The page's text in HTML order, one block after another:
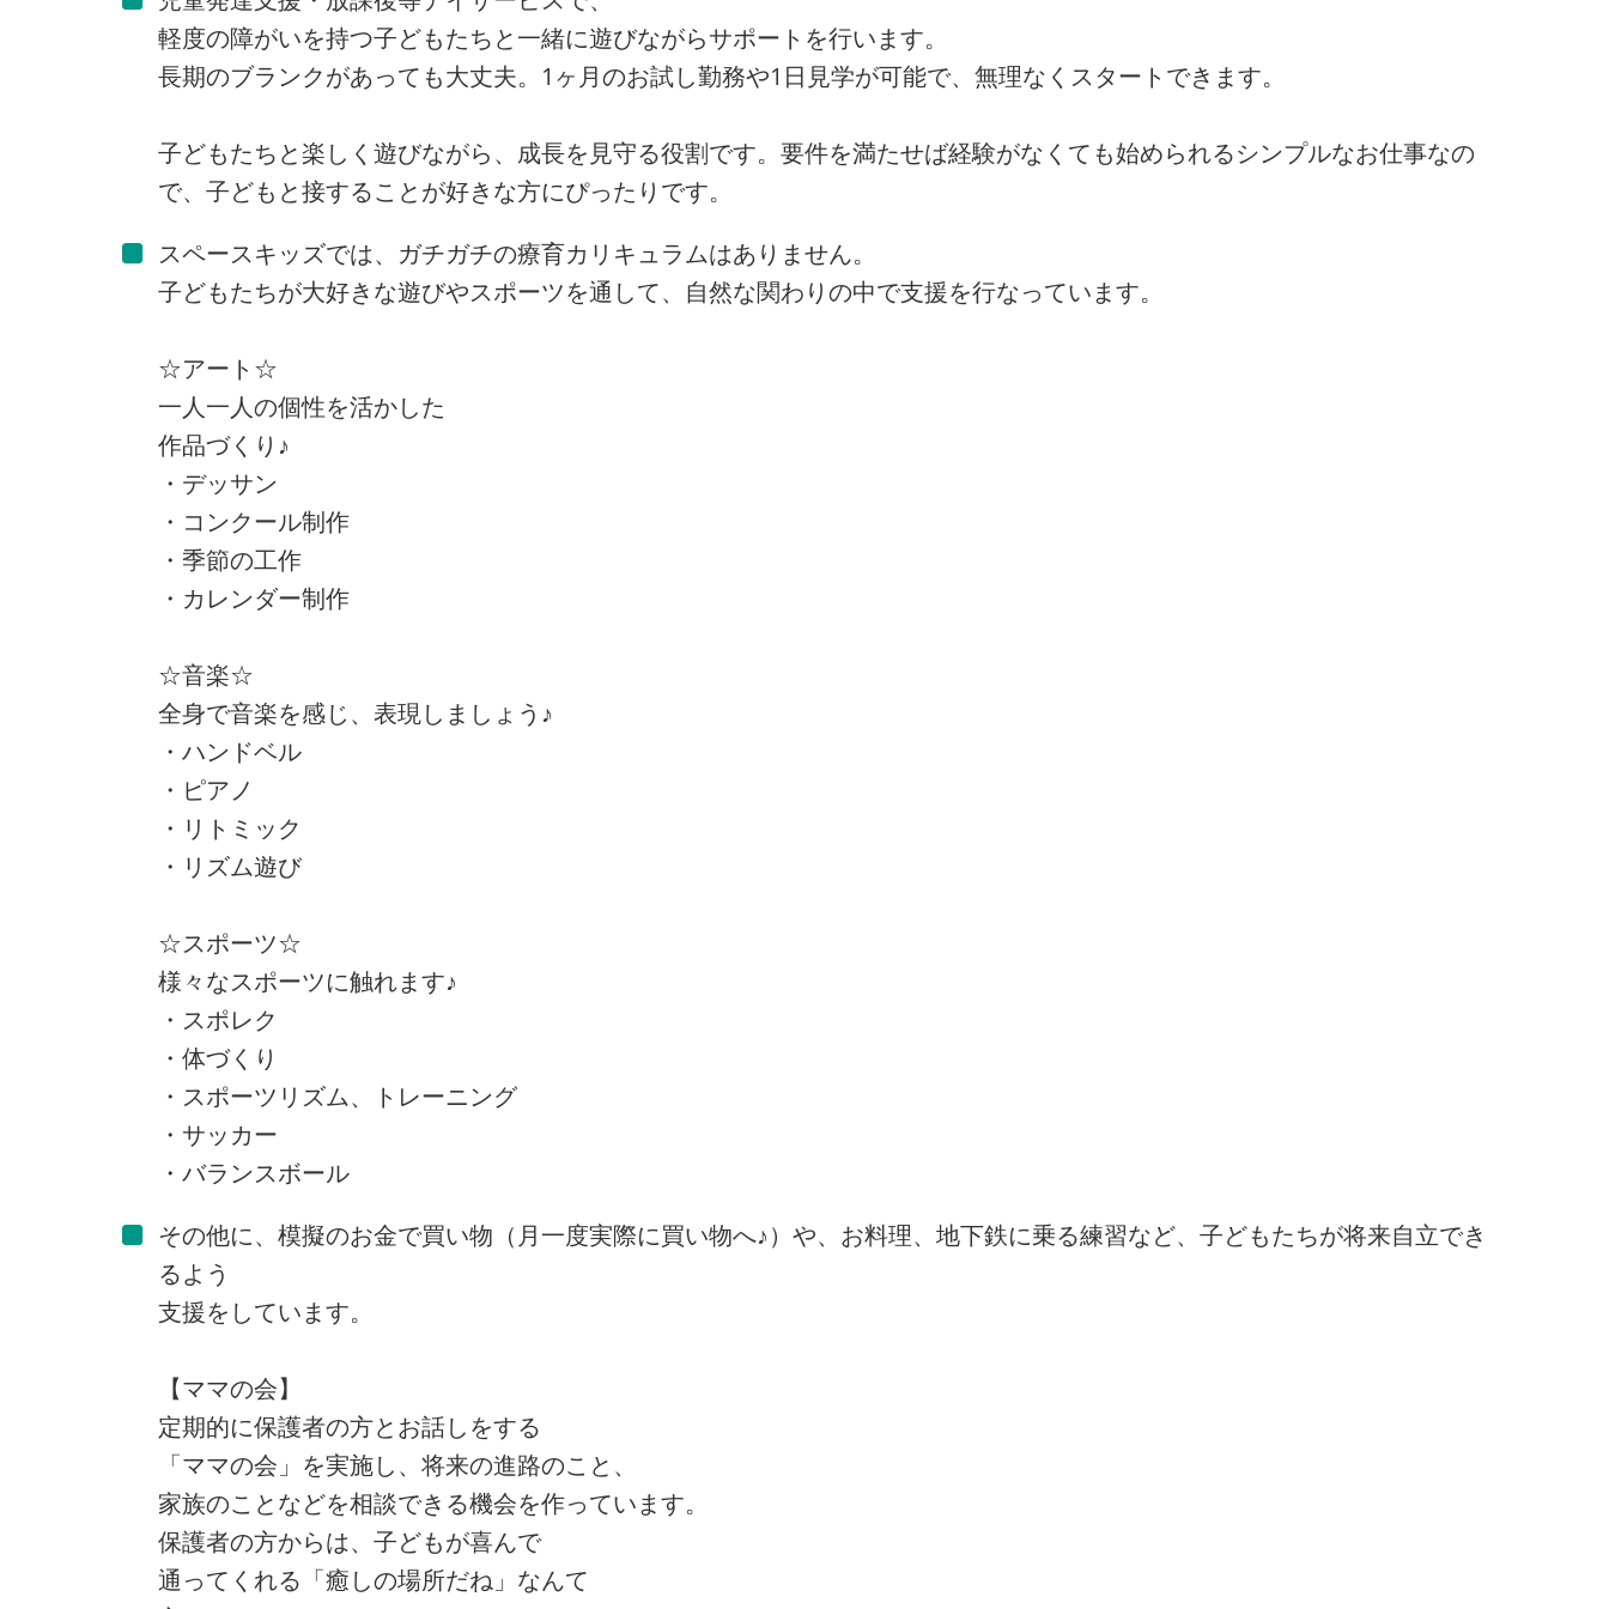
軽度の障がいを持つ子どもたちと一緒に遊びながらサポートを行います。
長期のブランクがあっても大丈夫。1ヶ月のお試し勤務や1日見学が可能で、無理なくスタートできます。
子どもたちと楽しく遊びながら、成長を見守る役割です。要件を満たせば経験がなくても始められるシンプルなお仕事なの
で、子どもと接することが好きな方にぴったりです。
スペースキッズでは、ガチガチの療育カリキュラムはありません。
子どもたちが大好きな遊びやスポーツを通して、自然な関わりの中で支援を行なっています。
☆アート☆
一人一人の個性を活かした
作品づくり♪
・デッサン
・コンクール制作
・季節の工作
・カレンダー制作
☆音楽☆
全身で音楽を感じ、表現しましょう♪
・ハンドベル
・ピアノ
・リトミック
・リズム遊び
☆スポーツ☆
様々なスポーツに触れます♪
・スポレク
・体づくり
・スポーツリズム、トレーニング
・サッカー
・バランスボール
その他に、模擬のお金で買い物（月一度実際に買い物へ♪）や、お料理、地下鉄に乗る練習など、子どもたちが将来自立でき
るよう
支援をしています。
【ママの会】
定期的に保護者の方とお話しをする
「ママの会」を実施し、将来の進路のこと、
家族のことなどを相談できる機会を作っています。
保護者の方からは、子どもが喜んで
通ってくれる「癒しの場所だね」なんて